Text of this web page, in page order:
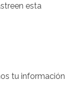
esta
tu información